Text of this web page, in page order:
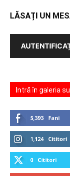
LĂSAȚI UN
Intră în galeria
5,393 Fani
1,124 Cititori
0 Cititori